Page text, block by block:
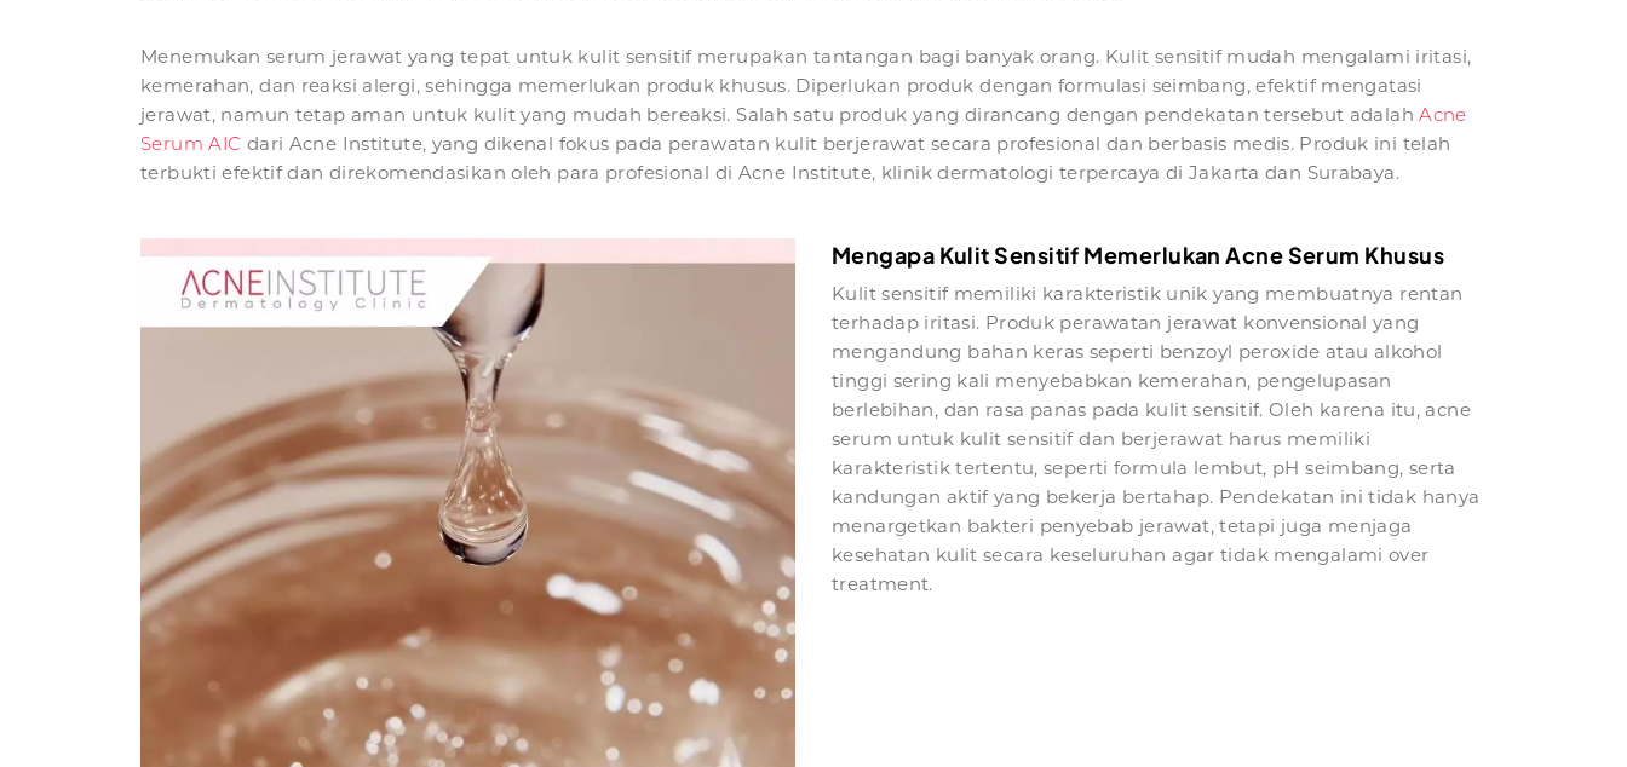
Menemukan serum jerawat yang tepat untuk kulit sensitif merupakan tantangan bagi banyak orang. Kulit sensitif mudah mengalami iritasi,
kemerahan, dan reaksi alergi, sehingga memerlukan produk khusus. Diperlukan produk dengan formulasi seimbang, efektif mengatasi
jerawat, namun tetap aman untuk kulit yang mudah bereaksi. Salah satu produk yang dirancang dengan pendekatan tersebut adalahAcne
Serum AIC dari Acne Institute, yang dikenal fokus pada perawatan kulit berjerawat secara profesional dan berbasis medis. Produk ini telah
terbukti efektif dan direkomendasikan oleh para profesional di Acne Institute, klinik dermatologi terpercaya di Jakarta dan Surabaya.
Mengapa Kulit Sensitif Memerlukan Acne Serum Khusus
Kulit sensitif memiliki karakteristik unik yang membuatnya rentan
terhadap iritasi. Produk perawatan jerawat konvensional yang
mengandung bahan keras seperti benzoyl peroxide atau alkohol
tinggi sering kali menyebabkan kemerahan, pengelupasan
berlebihan, dan rasa panas pada kulit sensitif. Oleh karena itu, acne
serum untuk kulit sensitif dan berjerawat harus memiliki
karakteristik tertentu, seperti formula lembut, pH seimbang, serta
kandungan aktif yang bekerja bertahap. Pendekatan ini tidak hanya
menargetkan bakteri penyebab jerawat, tetapi juga menjaga
kesehatan kulit secara keseluruhan agar tidak mengalami over
treatment.